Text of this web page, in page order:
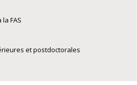
FAS
et postdoctorales